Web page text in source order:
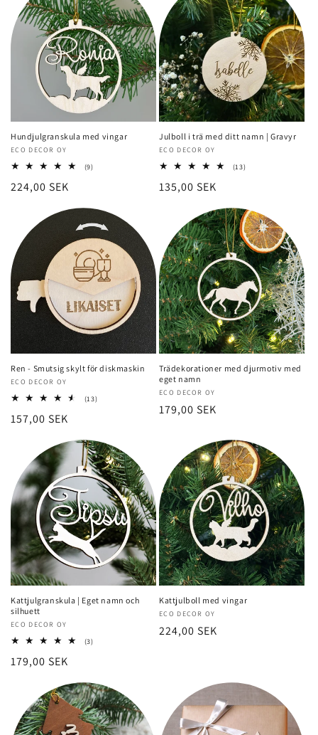
Hundjulgranskula med vingar
Säljare:
ECO DECOR OY
(9)9
Normalt
224,00 SEK
Julboll i trä med ditt namn | Gravyr
Säljare:
ECO DECOR OY
(13)13
Normalt
135,00 SEK
Ren - Smutsig skylt för diskmaskin
Säljare:
ECO DECOR OY
(13)13
Normalt
157,00 SEK
Trädekorationer med djurmotiv med
eget namn
Säljare:
ECO DECOR OY
Normalt
179,00 SEK
Kattjulgranskula | Eget namn och
silhuett
Säljare:
ECO DECOR OY
(3)3
Normalt
179,00 SEK
Kattjulboll med vingar
Säljare:
ECO DECOR OY
Normalt
224,00 SEK